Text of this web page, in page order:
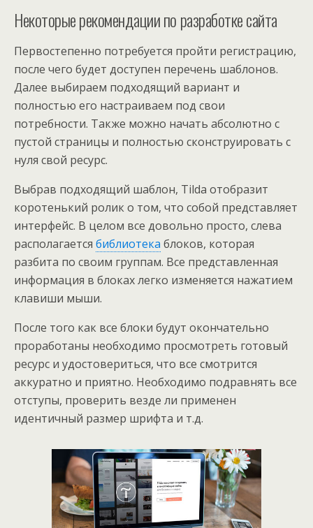
Некоторые рекомендации по разработке сайта
Первостепенно потребуется пройти регистрацию,
после чего будет доступен перечень шаблонов.
Далее выбираем подходящий вариант и
полностью его настраиваем под свои
потребности. Также можно начать абсолютно с
пустой страницы и полностью сконструировать с
нуля свой ресурс.
Выбрав подходящий шаблон, Tilda отобразит
коротенький ролик о том, что собой представляет
интерфейс. В целом все довольно просто, слева
располагается библиотека блоков, которая
разбита по своим группам. Все представленная
информация в блоках легко изменяется нажатием
клавиши мыши.
После того как все блоки будут окончательно
проработаны необходимо просмотреть готовый
ресурс и удостовериться, что все смотрится
аккуратно и приятно. Необходимо подравнять все
отступы, проверить везде ли применен
идентичный размер шрифта и т.д.